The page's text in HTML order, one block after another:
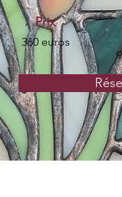
Prix
360 euros